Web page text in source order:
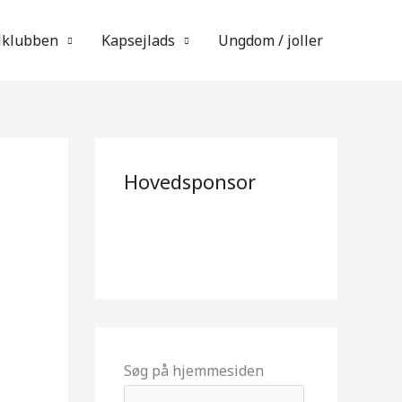
Kapsejlads Ungdom / joller
Hovedsponsor
Søg på hjemmesiden